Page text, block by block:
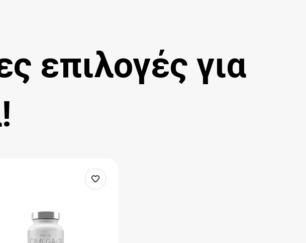
επιλογές για